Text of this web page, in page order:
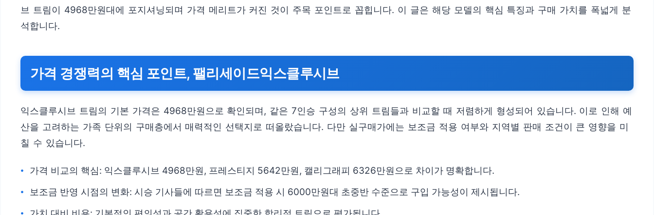
브 트림이 4968만원대에 포지셔닝되며 가격 메리트가 커진 것이 주목 포인트로 꼽힙니다. 이 글은 해당 모델의 핵심 특징과 구매 가치를 폭넓게 분
석합니다.
가격 경쟁력의 핵심 포인트, 팰리세이드익스클루시브
익스클루시브 트림의 기본 가격은 4968만원으로 확인되며, 같은 7인승 구성의 상위 트림들과 비교할 때 저렴하게 형성되어 있습니다. 이로 인해 예
산을 고려하는 가족 단위의 구매층에서 매력적인 선택지로 떠올랐습니다. 다만 실구매가에는 보조금 적용 여부와 지역별 판매 조건이 큰 영향을 미
칠 수 있습니다.
가격 비교의 핵심: 익스클루시브 4968만원, 프레스티지 5642만원, 캘리그래피 6326만원으로 차이가 명확합니다.
보조금 반영 시점의 변화: 시승 기사들에 따르면 보조금 적용 시 6000만원대 초중반 수준으로 구입 가능성이 제시됩니다.